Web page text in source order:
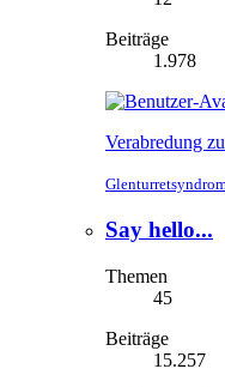
Beiträge
1.978
Verabredung
Say hello...
Themen
45
Beiträge
15.257